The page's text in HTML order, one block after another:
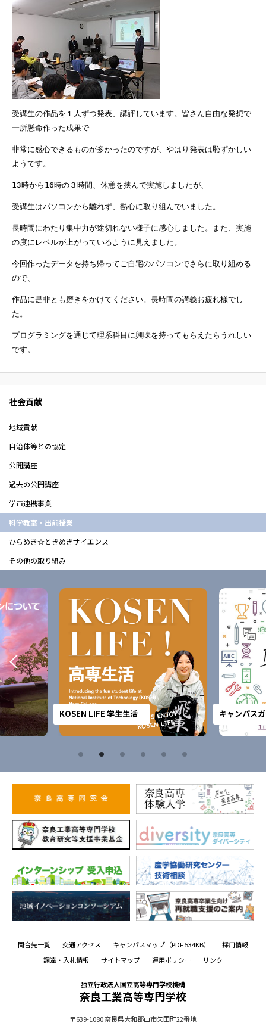
受講生の作品を１人ずつ発表、講評しています。皆さん自由な発想で
一所懸命作った成果で
非常に感心できるものが多かったのですが、やはり発表は恥ずかしい
ようです。
13時から 16時の３時間、休憩を挟んで実施しましたが、
受講生はパソコンから離れず、熱心に取り組んでいました。
長時間にわたり集中力が途切れない様子に感心しました。また、 実施
の度にレベルが上がっているように見えました。
今回作ったデータを持ち帰ってご自宅のパソコンでさらに取り組める
ので、
作品に是非とも磨きをかけてください。長時間の講義お疲れ様でし
た。
プログラミングを通じて理系科目に興味を持ってもらえたらうれしい
です。
社会貢献
地域貢献
自治体等との協定
公開講座
過去の公開講座
学市連携事業
科学教室・出前授業
ひらめき☆ときめきサイエンス
その他の取り組み
KOSEN LIFE 学生生活 キャンパス
問合先一覧 交通アクセス キャンパスマップ （PDF 534KB）
採用情報
調達・入札情報
サイトマップ 運用ポリシー リンク
独立行政法人国立高等専門学校機構
奈良工業高等専門学校
〒639-1080奈良県大和郡山市矢田町22番地